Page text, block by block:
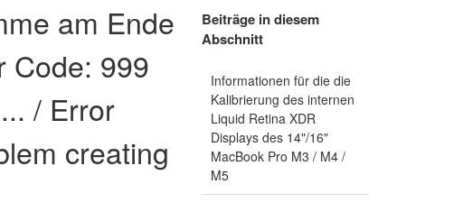
Beiträge in diesem
Abschnitt
Informationen für die die
Kalibrierung des internen
Liquid Retina XDR
Displays des 14"/16"
MacBook Pro M3 / M4 /
M5
am Ende
Code: 999
/ Error
creating